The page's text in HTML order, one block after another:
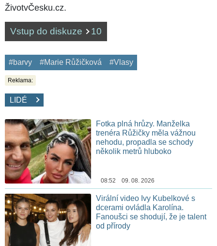
ŽivotvČesku.cz.
Vstup do diskuze 10
#barvy #Marie Růžičková #Vlasy
Reklama:
LIDÉ
Fotka plná hrůzy. Manželka
trenéra Růžičky měla vážnou
nehodu, propadla se schody
několik metrů hluboko
08:52 09. 08. 2026
Virální video Ivy Kubelkové s
dcerami ovládla Karolína.
Fanoušci se shodují, že je talent
od přírody